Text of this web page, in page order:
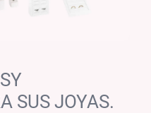
SUS JOYAS.